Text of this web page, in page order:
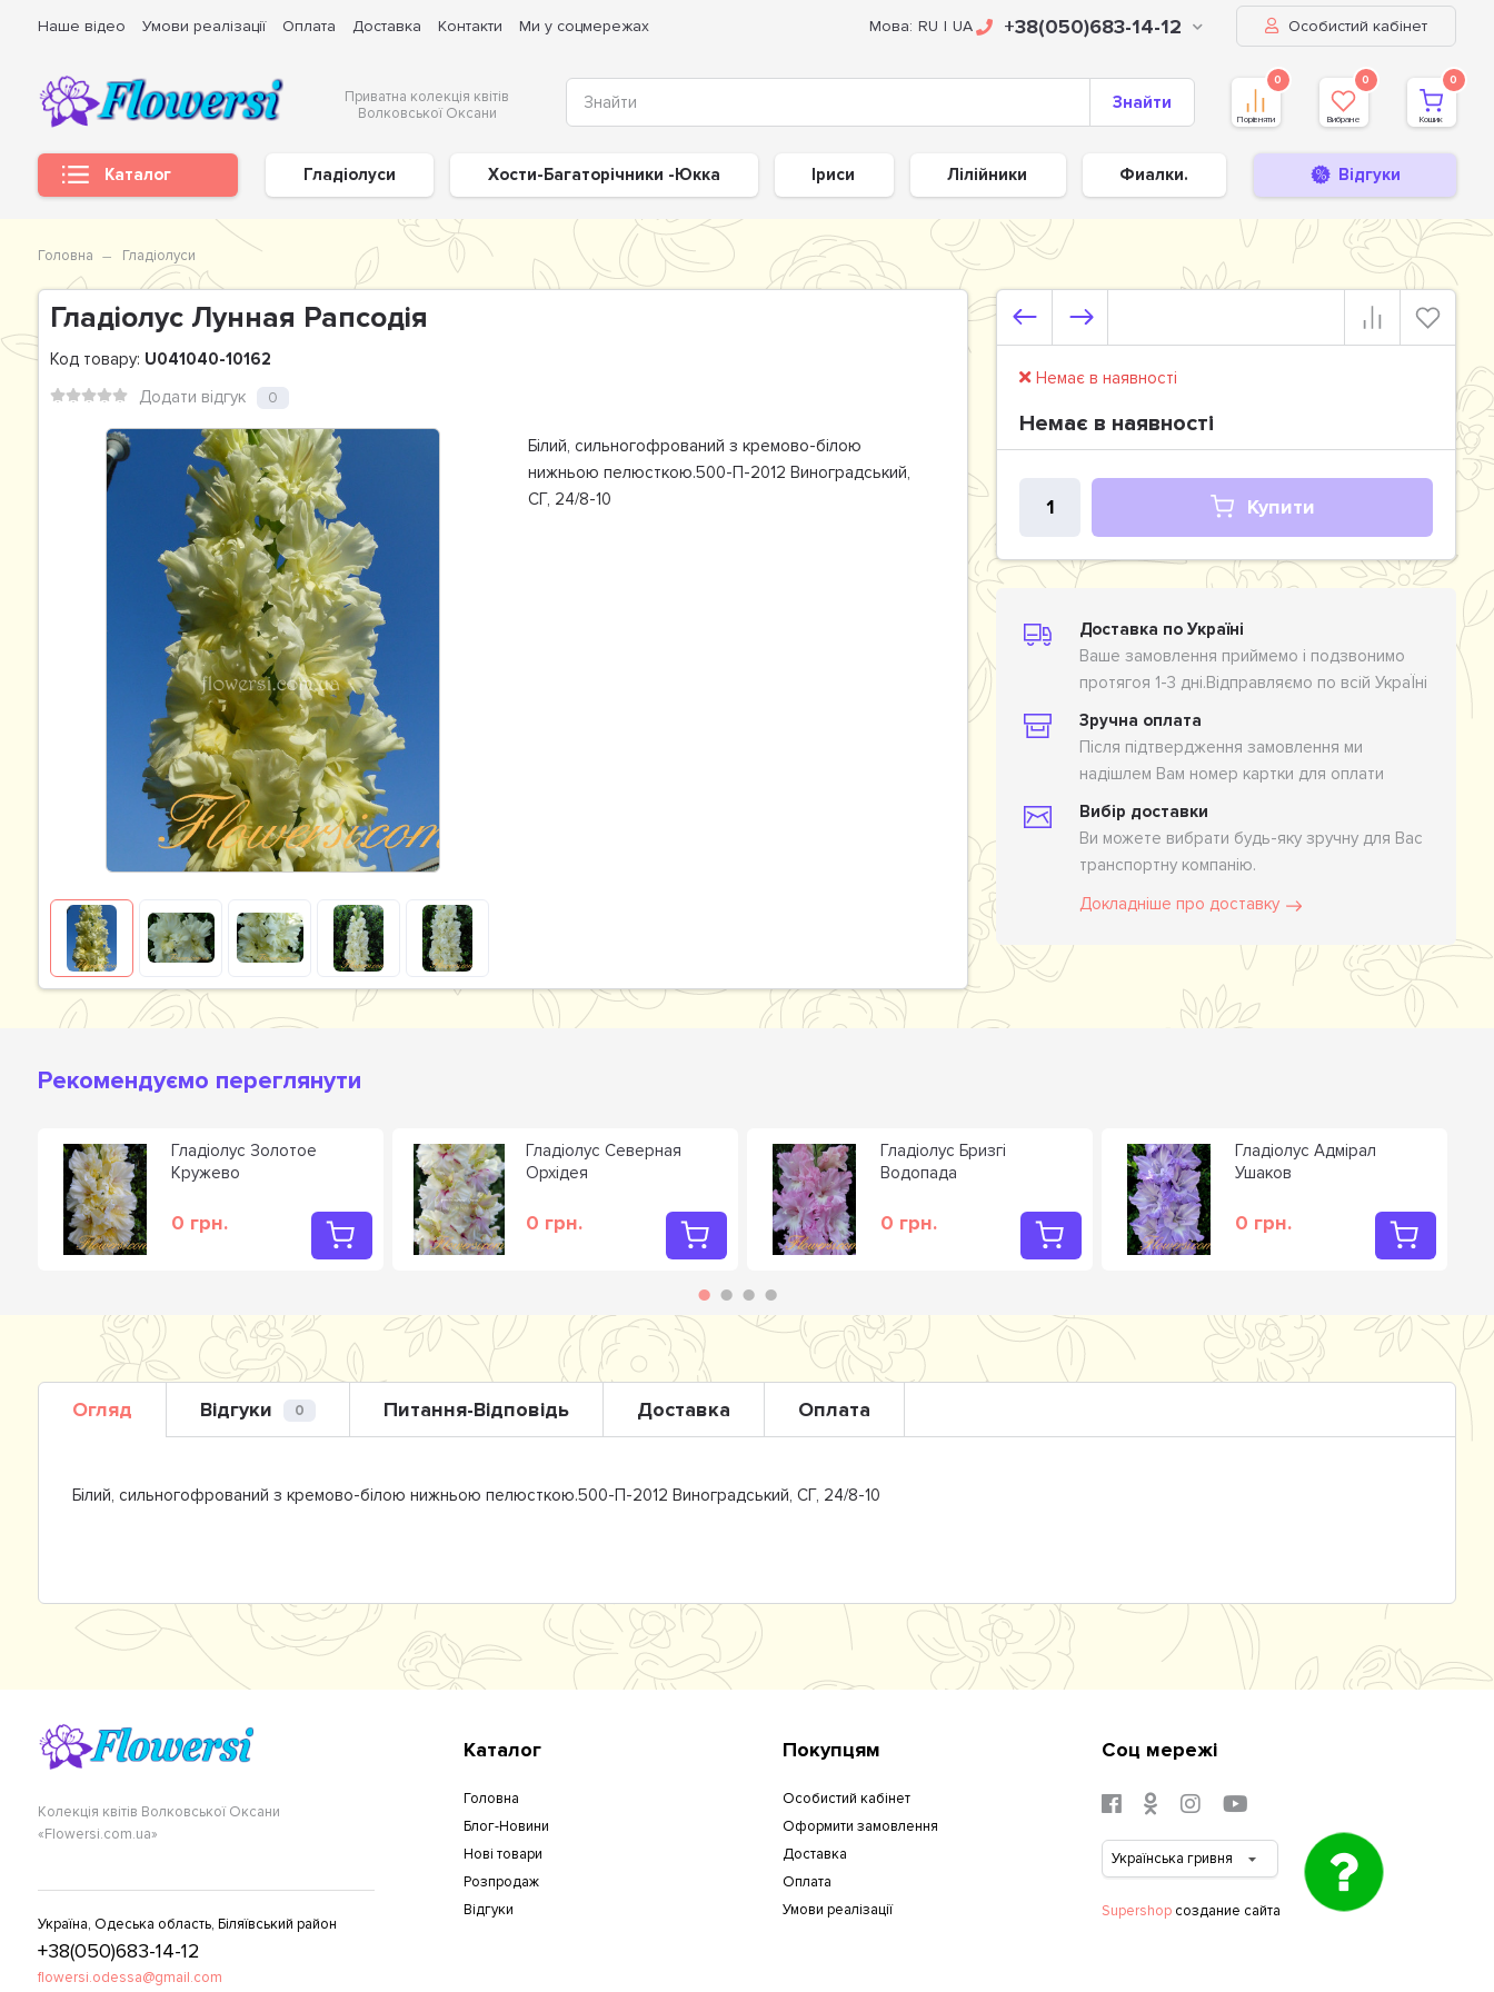
Наше відео Умови реалізації Оплата Доставка Контакти Ми у соцмережах Мова: RU | UA +38(050)683-14-12 Особистий кабінет
Приватна колекція квітів
Волковської Оксани
Знайти
0
Порівняти
0
Вибране
0
Кошик
Каталог Гладіолуси Хости-Багаторічники -Юкка Іриси Лілійники Фиалки. Відгуки
Головна Гладіолуси
Гладiолус Лунная Рапсодія
Код товару: U041040-10162
Додати відгук
0
Білий, сильногофрований з кремово-білою
нижньою пелюсткою.500-П-2012 Виноградський,
СГ, 24/8-10
Немає в наявності
Немає в наявності
Купити
Доставка по Україні
Ваше замовлення приймемо і подзвонимо
протягоя 1-3 дні.Відправляємо по всій УкраЇні
Зручна оплата
Після підтвердження замовлення ми
надішлем Вам номер картки для оплати
Вибір доставки
Ви можете вибрати будь-яку зручну для Вас
транспортну компанію.
Докладніше про доставку
Рекомендуємо переглянути
Гладiолус Золотое
Кружево
0 грн.
Гладiолус Северная
Орхiдея
0 грн.
Гладiолус Бризгi
Водопада
0 грн.
Гладiолус Адмiрал
Ушаков
0 грн.
Огляд Відгуки 0 Питання-Відповідь Доставка Оплата
Білий, сильногофрований з кремово-білою нижньою пелюсткою.500-П-2012 Виноградський, СГ, 24/8-10
Колекція квітів Волковської Оксани
«Flowersi.com.ua»
Україна, Одеська область, Біляївський район
+38(050)683-14-12
flowersi.odessa@gmail.com
Каталог
Головна
Блог-Новини
Нові товари
Розпродаж
Відгуки
Покупцям
Особистий кабінет
Оформити замовлення
Доставка
Оплата
Умови реалізації
Соц мережі
Supershopсоздание сайта